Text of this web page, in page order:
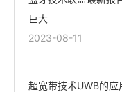
巨大
2023-08-11
超宽带技术UWB的应